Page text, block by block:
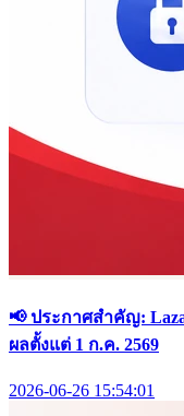
📢 ประกาศสำคัญ:
ผลตั้งแต่ 1 ก.ค. 2569
2026-06-26 15:54:01